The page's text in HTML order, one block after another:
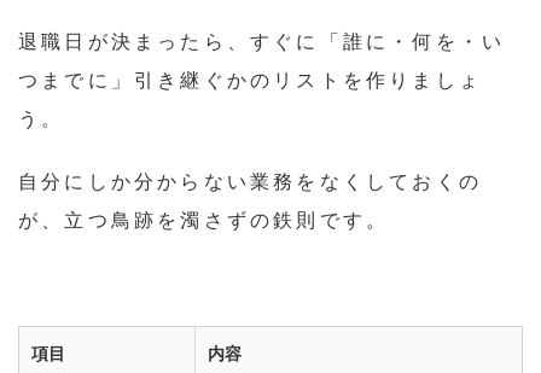
退職日が決まったら、すぐに「誰に・何を・い
つまでに」引き継ぐかのリストを作りましょ
う。
自分にしか分からない業務をなくしておくの
が、立つ鳥跡を濁さずの鉄則です。
項目 内容